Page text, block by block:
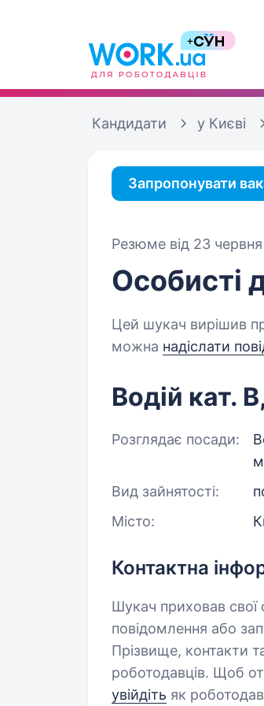
Кандидати у Києві
Запропонувати
Резюме від 23
Особисті
Цей шукач вирішив
можна надіслати
Водій кат.
Розглядає посади:
Вид зайнятості:
Місто:
Контактна
Шукач приховав свої
повідомлення або
Прізвище, контакти
роботодавців. Щоб
увійдіть як